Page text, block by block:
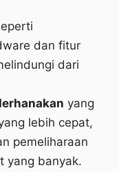
dan fitur
dari
yang
lebih cepat,
pemeliharaan
yang banyak.